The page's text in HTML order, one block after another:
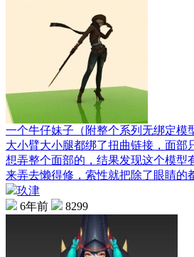
一个牛仔妹子（附整个系列无绑定模
大小臂大小腿都绑了扭曲链接，面部
想弄整个面部的，结果发现这个模型
来弄去懒得修，索性就把除了眼睛的
玖津
6年前
8299